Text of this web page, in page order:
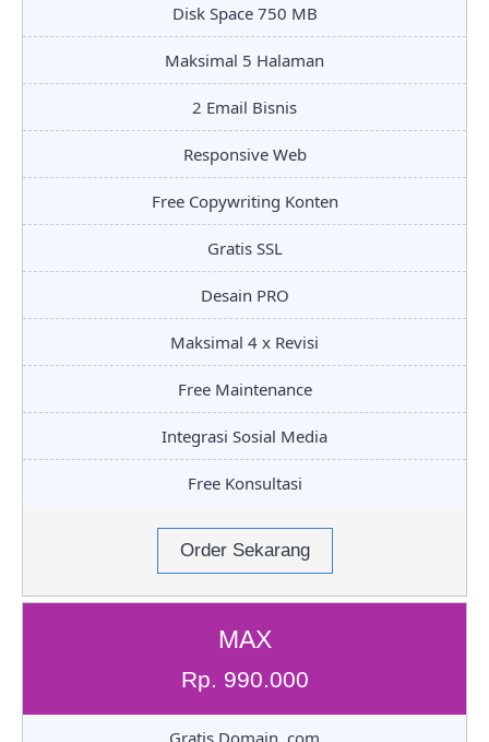
Disk Space 750 MB
Maksimal 5 Halaman
2 Email Bisnis
Responsive Web
Free Copywriting Konten
Gratis SSL
Desain PRO
Maksimal 4 x Revisi
Free Maintenance
Integrasi Sosial Media
Free Konsultasi
Order Sekarang
MAX
Rp. 990.000
Gratis Domain .com